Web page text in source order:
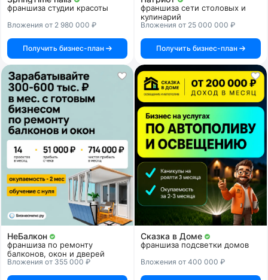
франшиза студии красоты
Вложения от 2 980 000 ₽
Получить бизнес-план
франшиза сети столовых и
кулинарий
Вложения от 25 000 000 ₽
Получить бизнес-план
НеБалкон
франшиза по ремонту
балконов, окон и дверей
Вложения от 355 000 ₽
Сказка в Доме
франшиза подсветки домов
Вложения от 400 000 ₽